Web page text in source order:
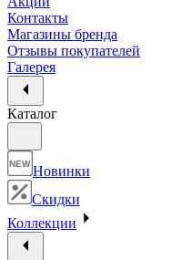
Контакты
Магазины бренда
Отзывы покупателей
Галерея
Каталог
NEW Новинки
Скидки
Коллекции